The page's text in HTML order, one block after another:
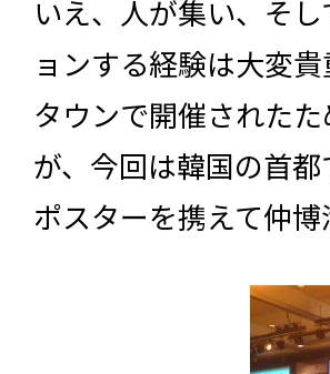
いえ、人が集い、そ
ョンする経験は大変
タウンで開催された
が、今回は韓国の首
ポスターを携えて仲